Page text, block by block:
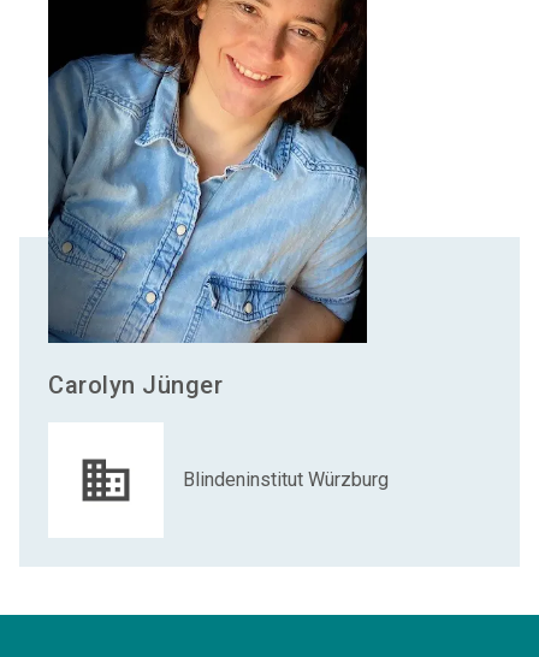
Carolyn Jünger
Blindeninstitut Würzburg